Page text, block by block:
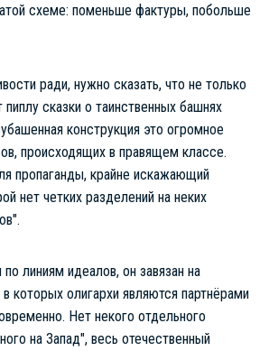
схеме: поменьше фактуры, побольше
ради, нужно сказать, что не только
сказки о таинственных башнях
конструкция это огромное
происходящих в правящем классе.
пропаганды, крайне искажающий
нет четких разделений на неких
линиям идеалов, он завязан на
которых олигархи являются партнёрами
Нет некого отдельного
на Запад", весь отечественный